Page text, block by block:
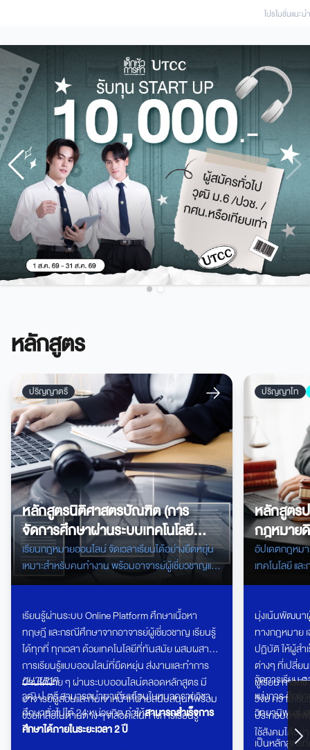
โปรโมชั่นแนะนํา
หลักสูตร
ปริญญาตรี
หลักสูตรนิติศาสตรบัณฑิต (การ
จัดการศึกษาผ่านระบบเทคโนโลยี
สารสนเทศ)
เรียนกฎหมายออนไลน์ จัดเวลาเรียนได้อย่างยืดหยุ่น
เหมาะสำหรับคนทำงาน พร้อมอาจารย์ผู้เชี่ยวชาญและ
เจ้าหน้าที่ดูแลตลอดการเรียน
เรียนรู้ผ่านระบบ Online Platform ศึกษาเนื้อหา
ทฤษฎี และกรณีศึกษาจากอาจารย์ผู้เชี่ยวชาญ เรียนรู้
ได้ทุกที่ ทุกเวลา ด้วยเทคโนโลยีที่ทันสมัย ผสมผสาน
การเรียนรู้แบบออนไลน์ที่ยืดหยุ่น ส่งงานและทำการ
บ้านได้ง่าย ๆ ผ่านระบบออนไลน์ตลอดหลักสูตร มี
อาจารย์ผู้สอนและทีมเจ้าหน้าที่ฝ่ายสนับสนุนที่พร้อม
ช่วยเหลือในด้านต่าง ๆ ตลอดเส้นทางการเรียนรู้
หมายเหตุ
วุฒิ ป.ตรี สามารถนำมาเทียบโอนในหมวดรายวิชา
ศึกษาทั่วไปได้ 24 หน่วยกิต ทำให้สามารถสำเร็จการ
ศึกษาได้ภายในระยะเวลา 2 ปี
ปริญญาโท
หลักสูตร
กฎหมาย
อัปเดตกฎหม
เทคโนโลยี แ
มุ่งเน้นพัฒนา
ทางกฎหมาย
ปฏิบัติ ให้ผู้สำ
ต่างๆ ที่เปลี่ย
ผู้เรียน การส
วิจัย ความเชี่
ประกอบอาชี
ใช้สังคมได้อ
จัดการเรียน
แบ่งการ ศึกษ
วิทยานิพนธ์ แ
เป็นหลักสูตร